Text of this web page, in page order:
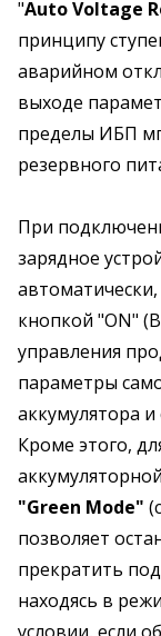
"Auto Voltage
принципу
аварийном
выходе
пределы ИБП
резервного
При
зарядное
кнопкой "ON"
управления
параметры
аккумулятора
Кроме этого,
"Green Mode"
позволяет
прекратить
находясь в